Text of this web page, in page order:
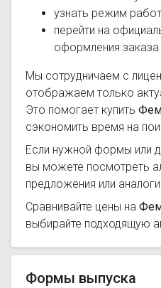
узнать режим
перейти на
оформления заказа
Мы сотрудничаем с
отображаем только
Это помогает купить
сэкономить время на
Если нужной формы или
вы можете посмотреть
предложения или
Сравнивайте цены на
выбирайте подходящую
Формы выпуска